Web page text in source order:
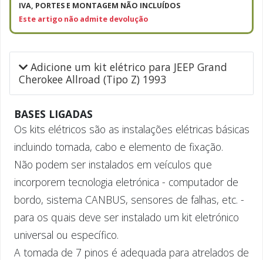
IVA, PORTES E MONTAGEM NÃO INCLUÍDOS
Este artigo não admite devolução
Adicione um kit elétrico para JEEP Grand
Cherokee Allroad (Tipo Z) 1993
BASES LIGADAS
Os kits elétricos são as instalações elétricas básicas
incluindo tomada, cabo e elemento de fixação.
Não podem ser instalados em veículos que
incorporem tecnologia eletrónica - computador de
bordo, sistema CANBUS, sensores de falhas, etc. -
para os quais deve ser instalado um kit eletrónico
universal ou específico.
A tomada de 7 pinos é adequada para atrelados de